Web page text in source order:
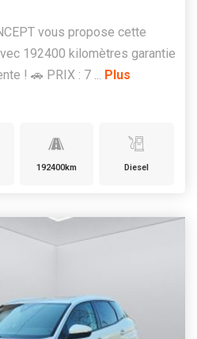
vous propose cette
192400 kilomètres garantie
! 🚗 PRIX : 7 ... Plus
192400km Diesel